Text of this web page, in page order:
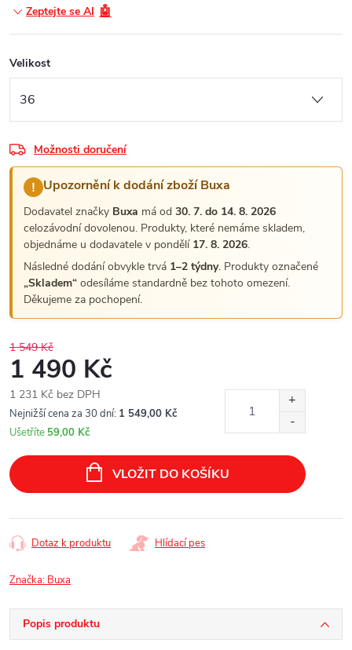
Zeptejte se AI 🤖
Velikost
Možnosti doručení
! Upozornění k dodání zboží Buxa
Dodavatel značky Buxa má od 30. 7. do 14. 8. 2026
celozávodní dovolenou. Produkty, které nemáme skladem,
objednáme u dodavatele v pondělí 17. 8. 2026.
Následné dodání obvykle trvá 1–2 týdny. Produkty označené
„Skladem“ odesíláme standardně bez tohoto omezení.
Děkujeme za pochopení.
1 549 Kč
1 490 Kč
1 231 Kč bez DPH
Měrná
cena:
Nejnižší cena za 30 dní: 1 549,00 Kč
Ušetříte 59,00 Kč
VLOŽIT DO KOŠÍKU
Dotaz k produktu Hlídací pes
Značka: Buxa
Popis produktu